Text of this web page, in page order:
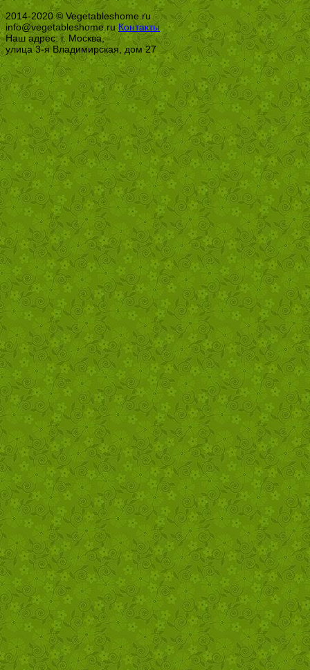
2014-2020 © Vegetableshome.ru
info@vegetableshome.ruКонтакты
Наш адрес: г. Москва,
улица 3-я Владимирская, дом 27